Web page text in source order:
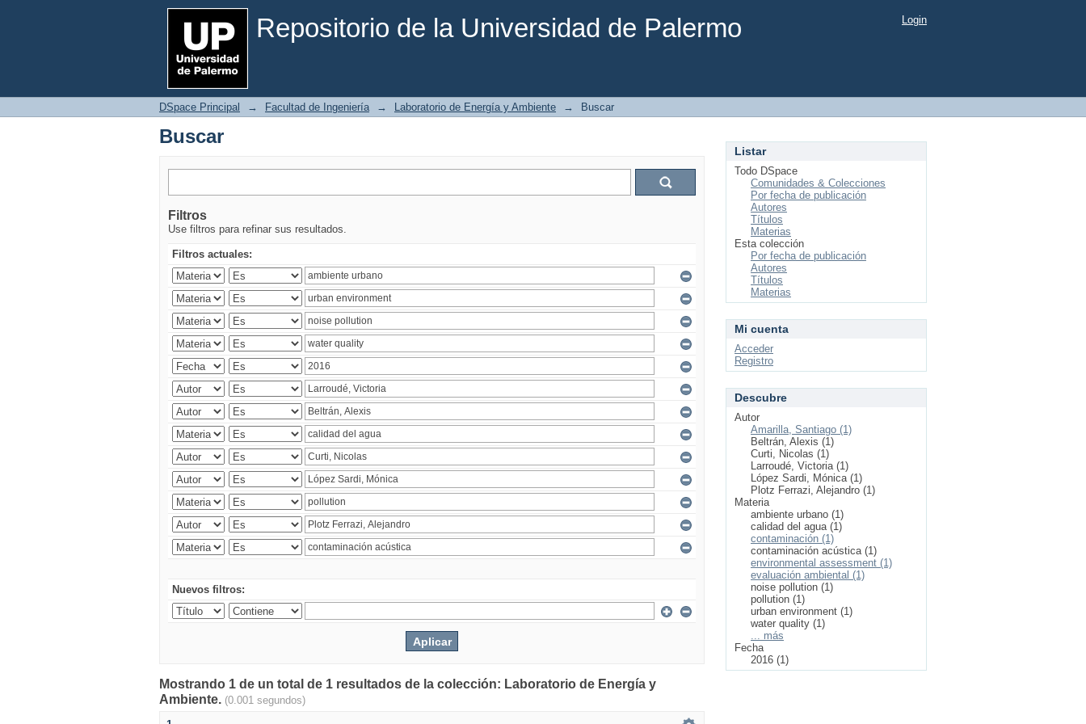
Repositorio de la Universidad de Palermo
Buscar Login
DSpace Principal → Facultad de Ingeniería → Laboratorio de Energía y Ambiente → Buscar
Buscar
Filtros
Use filtros para refinar sus resultados.
Filtros actuales:
Nuevos filtros:
Mostrando 1 de un total de 1 resultados de la colección: Laboratorio de Energía y
Ambiente. (0.001 segundos)
Listar
Todo DSpace
Comunidades & Colecciones
Por fecha de publicación
Autores
Títulos
Materias
Esta colección
Por fecha de publicación
Autores
Títulos
Materias
Mi cuenta
Acceder
Registro
Descubre
Autor
Amarilla, Santiago (1)
Beltrán, Alexis (1)
Curti, Nicolas (1)
Larroudé, Victoria (1)
López Sardi, Mónica (1)
Plotz Ferrazi, Alejandro (1)
Materia
ambiente urbano (1)
calidad del agua (1)
contaminación (1)
contaminación acústica (1)
environmental assessment (1)
evaluación ambiental (1)
noise pollution (1)
pollution (1)
urban environment (1)
water quality (1)
... más
Fecha
2016 (1)